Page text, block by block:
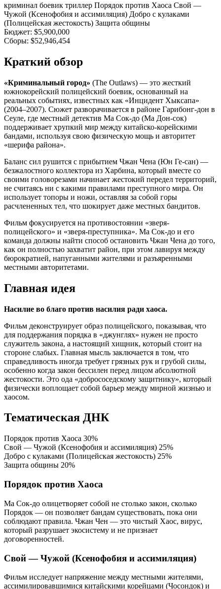
криминал боевик триллер Порядок против Хаоса Свой —
Чужой (Ксенофобия и ассимиляция) Добро с кулаками
(Полицейская жестокость) Защита общины
Бюджет: $5,900,000
Сборы: $52,946,454
Краткий обзор
«Криминальный город» (The Outlaws) — это жесткий
южнокорейский полицейский боевик, основанный на
реальных событиях, известных как «Инцидент Хыксапа»
(2004–2007). Сюжет разворачивается в районе Гарибонг-дон в
Сеуле, где местный детектив Ма Сок-до (Ма Дон-сок)
поддерживает хрупкий мир между китайско-корейскими
бандами, используя свою физическую мощь и авторитет
«шерифа района».
Баланс сил рушится с прибытием Чжан Чена (Юн Ге-сан) —
безжалостного коллектора из Харбина, который вместе со
своими головорезами начинает жестокий передел территорий,
не считаясь ни с какими правилами преступного мира. Он
использует топоры и ножи, оставляя за собой горы
расчлененных тел, что шокирует даже местных бандитов.
Фильм фокусируется на противостоянии «зверя-
полицейского» и «зверя-преступника». Ма Сок-до и его
команда должны найти способ остановить Чжан Чена до того,
как он полностью захватит район, при этом лавируя между
бюрократией, напуганными жителями и разъяренными
местными авторитетами.
Главная идея
Насилие во благо против насилия ради хаоса.
Фильм деконструирует образ полицейского, показывая, что
для поддержания порядка в «джунглях» нужен не просто
служитель закона, а настоящий хищник, который стоит на
стороне слабых. Главная мысль заключается в том, что
справедливость иногда требует грязных рук и грубой силы,
особенно когда закон бессилен перед лицом абсолютной
жестокости. Это ода «добрососедскому защитнику», который
физически воплощает собой барьер между мирной жизнью и
хаосом.
Тематическая ДНК
Порядок против Хаоса 30%
Свой — Чужой (Ксенофобия и ассимиляция) 25%
Добро с кулаками (Полицейская жестокость) 25%
Защита общины 20%
Порядок против Хаоса
Ма Сок-до олицетворяет собой не столько закон, сколько
Порядок — он позволяет бандам существовать, пока они
соблюдают правила. Чжан Чен — это чистый Хаос, вирус,
который разрушает экосистему и не признает
договоренностей.
Свой — Чужой (Ксенофобия и ассимиляция)
Фильм исследует напряжение между местными жителями,
ассимилировавшимися китайскими корейцами (Чосондок) и